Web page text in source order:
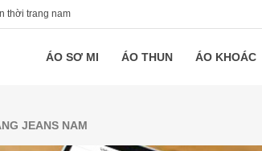
thời trang nam
ÁO SƠ MI ÁO THUN ÁO KHOÁC
JEANS NAM